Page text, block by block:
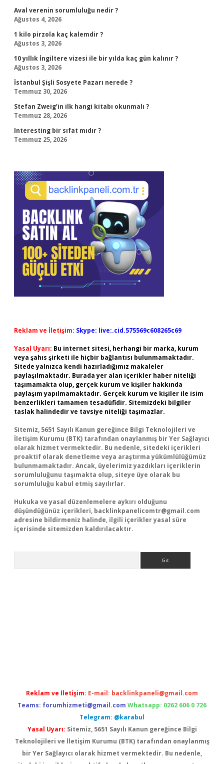
Aval verenin sorumluluğu nedir ?
Ağustos 4, 2026
1 kilo pirzola kaç kalemdir ?
Ağustos 3, 2026
10 yıllık İngiltere vizesi ile bir yılda kaç gün kalınır ?
Ağustos 3, 2026
İstanbul Şişli Sosyete Pazarı nerede ?
Temmuz 30, 2026
Stefan Zweig’in ilk hangi kitabı okunmalı ?
Temmuz 28, 2026
Interesting bir sıfat mıdır ?
Temmuz 25, 2026
Reklam ve İletişim: Skype: live:.cid.575569c608265c69
Yasal Uyarı: Bu internet sitesi, herhangi bir marka, kurum
veya şahıs şirketi ile hiçbir bağlantısı bulunmamaktadır.
Sitede yalnızca kendi hazırladığımız makaleler
paylaşılmaktadır. Burada yer alan içerikler haber niteliği
taşımamakta olup, gerçek kurum ve kişiler hakkında
paylaşım yapılmamaktadır. Gerçek kurum ve kişiler ile isim
benzerlikleri tamamen tesadüfidir. Sitemizdeki bilgiler
taslak halindedir ve tavsiye niteliği taşımazlar.
Sitemiz, 5651 Sayılı Kanun gereğince Bilgi Teknolojileri ve
İletişim Kurumu (BTK) tarafından onaylanmış bir Yer Sağlayıcı
olarak hizmet vermektedir. Bu nedenle, sitedeki içerikleri
proaktif olarak denetleme veya araştırma yükümlülüğümüz
bulunmamaktadır. Ancak, üyelerimiz yazdıkları içeriklerin
sorumluluğunu taşımakta olup, siteye üye olarak bu
sorumluluğu kabul etmiş sayılırlar.
Hukuka ve yasal düzenlemelere aykırı olduğunu
düşündüğünüz içerikleri, backlinkpanelicomtr@gmail.com
adresine bildirmeniz halinde, ilgili içerikler yasal süre
içerisinde sitemizden kaldırılacaktır.
Reklam ve İletişim: E-mail: backlinkpaneli@gmail.com
Teams: forumhizmeti@gmail.com Whatsapp: 0262 606 0 726
Telegram: @karabul
Yasal Uyarı: Sitemiz, 5651 Sayılı Kanun gereğince Bilgi
Teknolojileri ve İletişim Kurumu (BTK) tarafından onaylanmış
bir Yer Sağlayıcı olarak hizmet vermektedir. Bu nedenle,